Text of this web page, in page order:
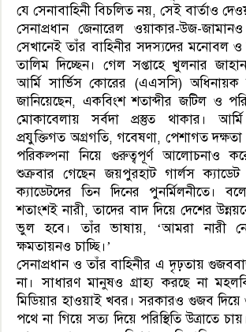
যে সেনাবাহিনী বিচলিত নয়, সেই বার্তাও
সেনাপ্রধান জেনারেল ওয়াকার-উজ-
সেখানেই তাঁর বাহিনীর সদস্যদের মনোবল
তালিম দিচ্ছেন। গেল সপ্তাহে খুলনার
আর্মি সার্ভিস কোরের (এএসসি) অধিনায়ক
জানিয়েছেন, একবিংশ শতাব্দীর জটিল ও
মোকাবেলায় সর্বদা প্রস্তুত থাকার।
প্রযুক্তিগত অগ্রগতি, গবেষণা, পেশাগত দক্ষতা
পরিকল্পনা নিয়ে গুরুত্বপূর্ণ আলোচনাও
শুক্রবার গেছেন জয়পুরহাট গার্লস
ক্যাডেটদের তিন দিনের পুনর্মিলনীতে।
শতাংশই নারী, তাদের বাদ দিয়ে দেশের
ভুল হবে। তাঁর ভাষায়, ‘আমরা নারী
ক্ষমতায়নও চাচ্ছি।’
সেনাপ্রধান ও তাঁর বাহিনীর এ দৃঢ়তায়
না। সাধারণ মানুষও গ্রাহ্য করছে না
মিডিয়ার হাওয়াই খবর। সরকারও গুজব
পথে না গিয়ে সত্য দিয়ে পরিস্থিতি উত্রাতে